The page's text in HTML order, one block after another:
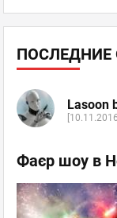
Lasoon
Фаєр шоу в